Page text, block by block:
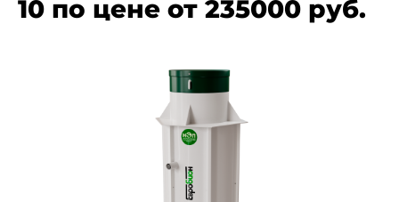
10 по цене от 235000 руб.